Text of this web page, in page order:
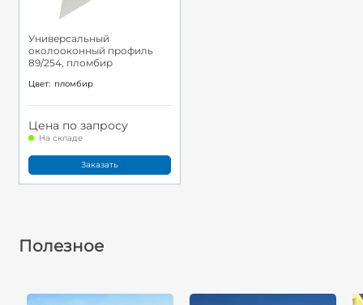
Универсальный
околооконный профиль
89/254, пломбир
Цвет: пломбир
Цена по запросу
На складе
Заказать
Полезное